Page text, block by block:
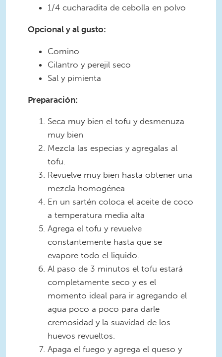
1/4 cucharadita de cebolla en polvo
Opcional y al gusto:
Comino
Cilantro y perejil seco
Sal y pimienta
Preparación:
Seca muy bien el tofu y desmenuza
muy bien
Mezcla las especias y agregalas al
tofu.
Revuelve muy bien hasta obtener una
mezcla homogénea
En un sartén coloca el aceite de coco
a temperatura media alta
Agrega el tofu y revuelve
constantemente hasta que se
evapore todo el liquido.
Al paso de 3 minutos el tofu estará
completamente seco y es el
momento ideal para ir agregando el
agua poco a poco para darle
cremosidad y la suavidad de los
huevos revueltos.
Apaga el fuego y agrega el queso y